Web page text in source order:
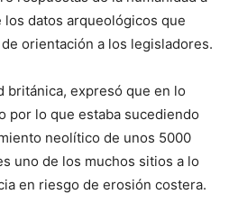
datos arqueológicos que
orientación a los legisladores.
británica, expresó que en lo
por lo que estaba sucediendo
neolítico de unos 5000
uno de los muchos sitios a lo
en riesgo de erosión costera.